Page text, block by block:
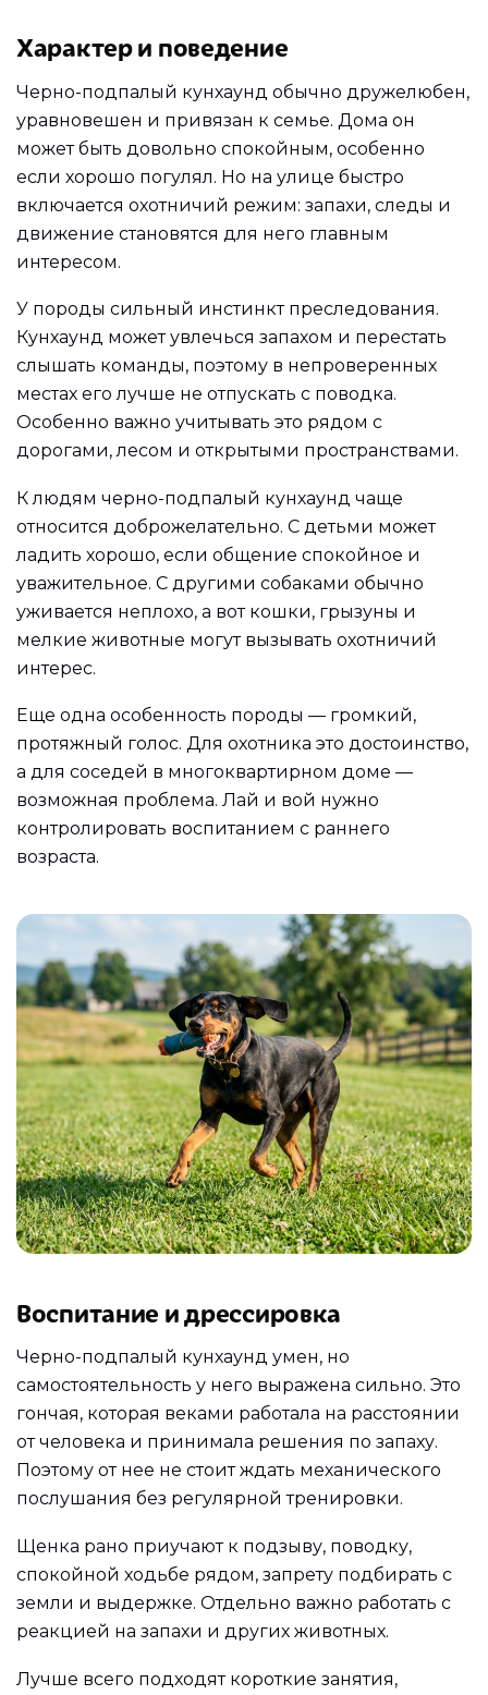
Характер и поведение
Черно-подпалый кунхаунд обычно дружелюбен,
уравновешен и привязан к семье. Дома он
может быть довольно спокойным, особенно
если хорошо погулял. Но на улице быстро
включается охотничий режим: запахи, следы и
движение становятся для него главным
интересом.
У породы сильный инстинкт преследования.
Кунхаунд может увлечься запахом и перестать
слышать команды, поэтому в непроверенных
местах его лучше не отпускать с поводка.
Особенно важно учитывать это рядом с
дорогами, лесом и открытыми пространствами.
К людям черно-подпалый кунхаунд чаще
относится доброжелательно. С детьми может
ладить хорошо, если общение спокойное и
уважительное. С другими собаками обычно
уживается неплохо, а вот кошки, грызуны и
мелкие животные могут вызывать охотничий
интерес.
Еще одна особенность породы — громкий,
протяжный голос. Для охотника это достоинство,
а для соседей в многоквартирном доме —
возможная проблема. Лай и вой нужно
контролировать воспитанием с раннего
возраста.
Воспитание и дрессировка
Черно-подпалый кунхаунд умен, но
самостоятельность у него выражена сильно. Это
гончая, которая веками работала на расстоянии
от человека и принимала решения по запаху.
Поэтому от нее не стоит ждать механического
послушания без регулярной тренировки.
Щенка рано приучают к подзыву, поводку,
спокойной ходьбе рядом, запрету подбирать с
земли и выдержке. Отдельно важно работать с
реакцией на запахи и других животных.
Лучше всего подходят короткие занятия,